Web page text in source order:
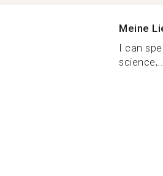
Meine
I can